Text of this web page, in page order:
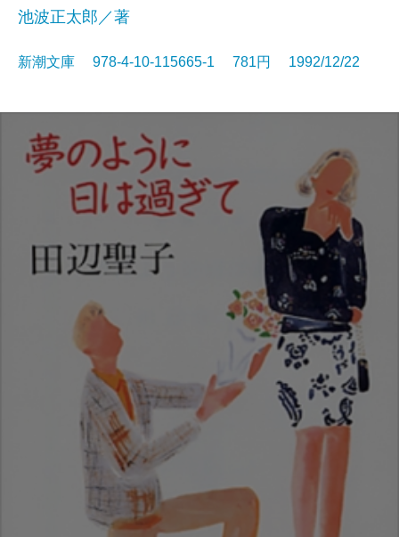
池波正太郎／著
新潮文庫 978-4-10-115665-1 781円 1992/12/22